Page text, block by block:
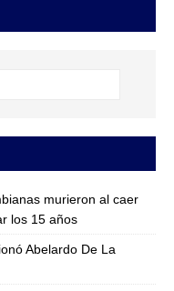
murieron al caer
los 15 años
Abelardo De La